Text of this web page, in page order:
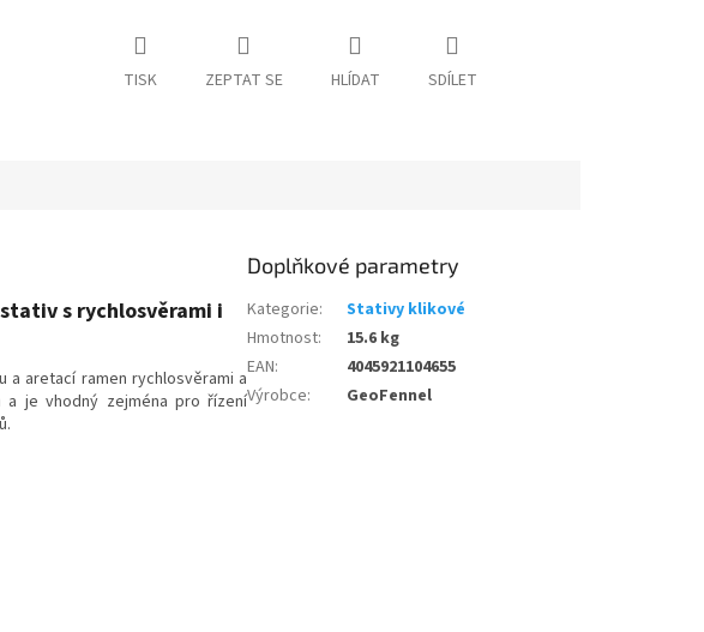
TISK ZEPTAT SE HLÍDAT SDÍLET
s rychlosvěrami i
a aretací ramen rychlosvěrami a
a je vhodný zejména pro řízení
Doplňkové parametry
Kategorie:
Stativy klikové
Hmotnost:
15.6 kg
EAN:
4045921104655
Výrobce: GeoFennel